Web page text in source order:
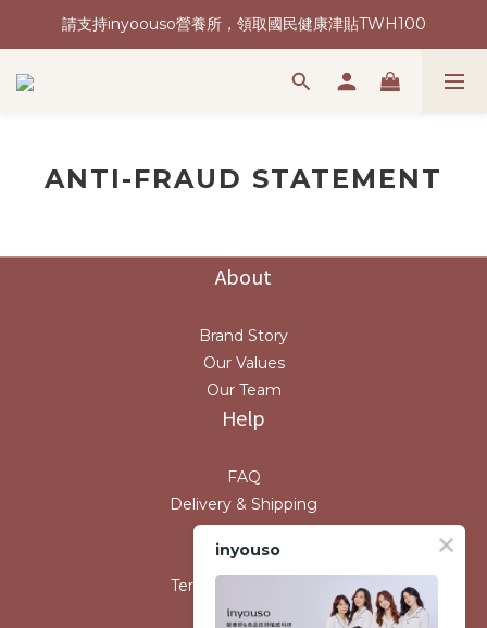
新會員加入再送購物金(現領現折)
請支持inyoouso營養所，領取國民健康津貼TWH100
讓台灣健康再次偉大 | 2026我們想要做的事
ANTI-FRAUD STATEMENT
About
Brand Story
Our Values
Our Team
Help
FAQ
Delivery & Shipping
Payment
Return Policy
Terms & Conditions
Contact
inyouso